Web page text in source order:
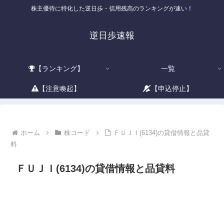
株主優待に特化した逆日歩・信用残高のランキングが速い！
逆日歩速報
【ランキング】 一覧
【注意喚起】 【申込停止】
ホーム 株コード
ＦＵＪＩ(6134)の貸借情報と品貸
料
ＦＵＪＩ(6134)の貸借情報と品貸料